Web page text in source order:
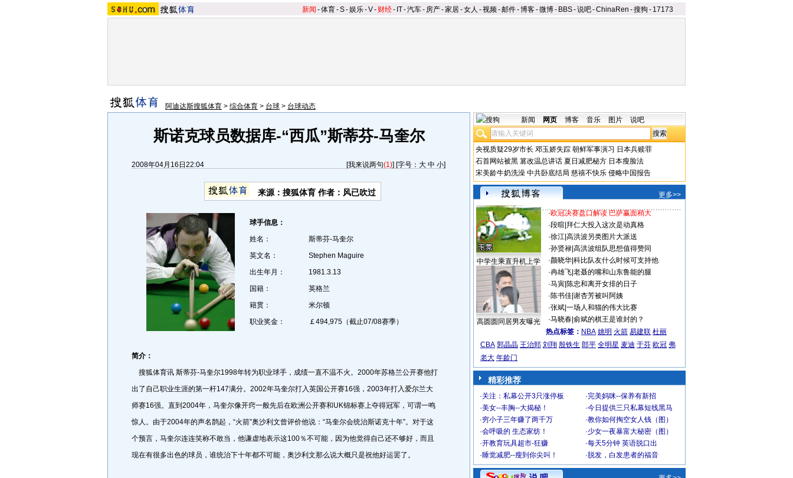
新闻 -体育-S-娱乐-V- 财经- IT-汽车- 房产-家居-女人 -视频-邮件-博客-微博- BBS-说吧-ChinaRen -搜狗 - 17173
阿迪达斯搜狐体育 > 综合体育 > 台球 > 台球动态
斯诺克球员数据库-“西瓜”斯蒂芬-马奎尔
2008年04月16日22:04 [我来说两句(1)] [字号： 大 中 小]
来源：搜狐体育 作者：风已吹过
球手信息：
姓名：
斯蒂芬-马奎尔
英文名：
Stephen Maguire
出生年月：
1981.3.13
国籍：
英格兰
籍贯：
米尔顿
职业奖金：
￡494,975（截止07/08赛季）
简介：
搜狐体育讯 斯蒂芬-马奎尔1998年转为职业球手，成绩一直不温不火。2000年苏格兰公开赛他打
出了自己职业生涯的第一杆147满分。2002年马奎尔打入英国公开赛16强，2003年打入爱尔兰大
师赛16强。直到2004年，马奎尔像开窍一般先后在欧洲公开赛和UK锦标赛上夺得冠军，可谓一鸣
惊人。由于2004年的声名鹊起，“火箭”奥沙利文曾评价他说：“马奎尔会统治斯诺克十年”。对于这
个预言，马奎尔连连笑称不敢当，他谦虚地表示这100％不可能，因为他觉得自己还不够好，而且
现在有很多出色的球员，谁统治下十年都不可能，奥沙利文那么说大概只是祝他好运罢了。
新闻 网页 博客 音乐 图片 说吧
央视质疑29岁市长 邓玉娇失踪 朝鲜军事演习 日本兵赎罪
石首网站被黑 篡改温总讲话 夏日减肥秘方 日本瘦脸法
宋美龄牛奶洗澡 中共卧底结局 慈禧不快乐 侵略中国报告
更多>>
中学生乘直升机上学
高圆圆同居男友曝光
·欧冠决赛盘口解读 巴萨赢面稍大
·段暄 拜仁大投入这次是动真格
·徐江| 高洪波另类图片大派送
·孙贤禄| 高洪波组队思想值得赞同
·颜晓华| 科比队友什么时候可支持他
·冉雄飞| 老聂的嘴和山东鲁能的腿
·马寅| 陈忠和离开女排的日子
·陈书佳| 谢杏芳被叫阿姨
·张斌| 一场人和猫的伟大比赛
·马晓春| 俞斌的棋王是谁封的？
热点标签： NBA 姚明 火箭 易建联 杜丽
CBA 郭晶晶 王治郅 刘翔 殷铁生 郎平 全明星 麦迪 于芬 欧冠 弗
老大 年龄门
精彩推荐
·关注：私幕公开3只涨停板 ·完美妈咪--保养有新招
·美女--丰胸--大揭秘！ ·今日提供三只私幕短线黑马
·穷小子三年赚了两千万 ·教你如何掏空女人钱（图）
·会呼吸的 生态家纺！ ·少女一夜暴富大秘密（图）
·开教育玩具超市-狂赚 ·每天5分钟 英语脱口出
·睡觉减肥--瘦到你尖叫！ · 脱发，白发患者的福音